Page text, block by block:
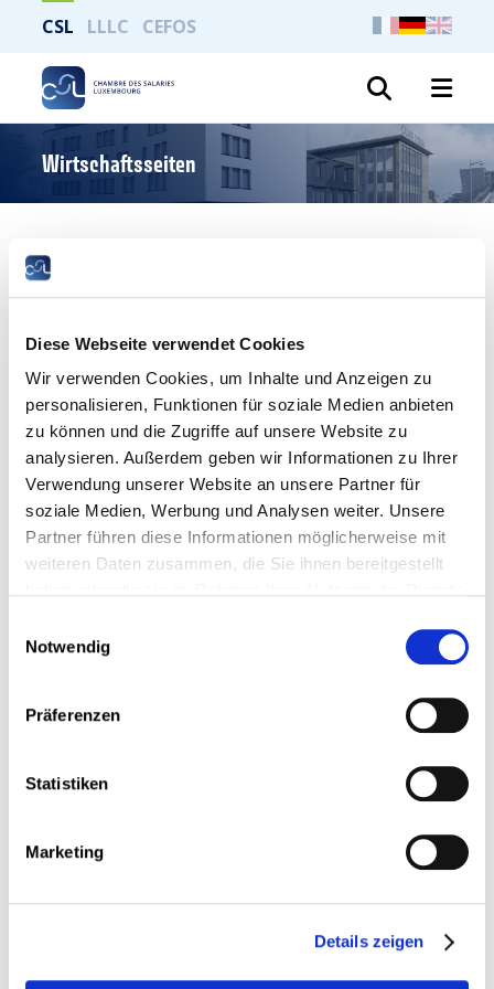
Diese Webseite verwendet Cookies
Wir verwenden Cookies, um Inhalte und Anzeigen zu
personalisieren, Funktionen für soziale Medien anbieten
zu können und die Zugriffe auf unsere Website zu
analysieren. Außerdem geben wir Informationen zu Ihrer
Verwendung unserer Website an unsere Partner für
soziale Medien, Werbung und Analysen weiter. Unsere
Partner führen diese Informationen möglicherweise mit
weiteren Daten zusammen, die Sie ihnen bereitgestellt
Notwendig
Präferenzen
Statistiken
Marketing
Details zeigen
CSL LLLC CEFOS
Wirtschaftsseiten
MEHR
MEHR
Veröffentlichungen der CSL